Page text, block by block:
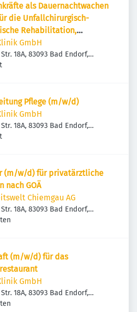
als Dauernachtwachen
die Unfallchirurgisch-
Rehabilitation,
Akut-Orthopädie &
und Geriatrische
GmbH
18A, 83093 Bad Endorf,
Pflege (m/w/d)
GmbH
18A, 83093 Bad Endorf,
(m/w/d) für privatärztliche
nach GOÄ
Chiemgau AG
18A, 83093 Bad Endorf,
:
(m/w/d) für das
GmbH
18A, 83093 Bad Endorf,
: